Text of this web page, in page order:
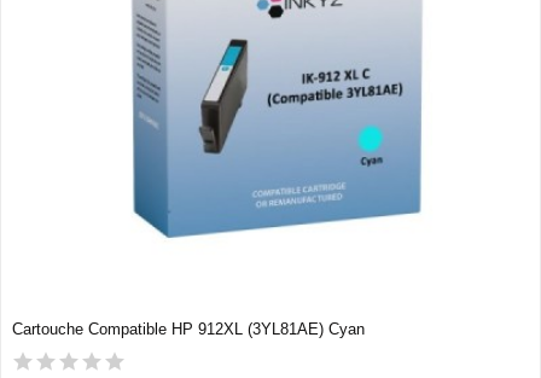
Cartouche Compatible HP 912XL (3YL81AE) Cyan